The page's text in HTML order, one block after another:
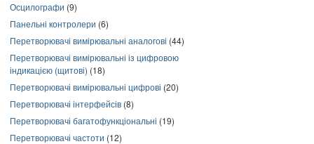
Осцилографи (9)
Панельні контролери (6)
Перетворювачі вимірювальні аналогові (44)
Перетворювачі вимірювальні із цифровою
індикацією (щитові) (18)
Перетворювачі вимірювальні цифрові (20)
Перетворювачі інтерфейсів (8)
Перетворювачі багатофункціональні (19)
Перетворювачі частоти (12)